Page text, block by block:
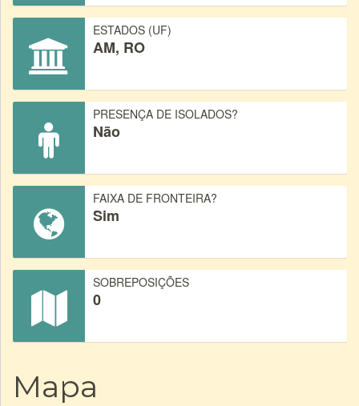
ESTADOS (UF)
AM, RO
PRESENÇA DE ISOLADOS?
Não
FAIXA DE FRONTEIRA?
Sim
SOBREPOSIÇÕES
0
Mapa